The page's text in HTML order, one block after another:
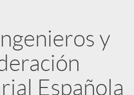
y
Española